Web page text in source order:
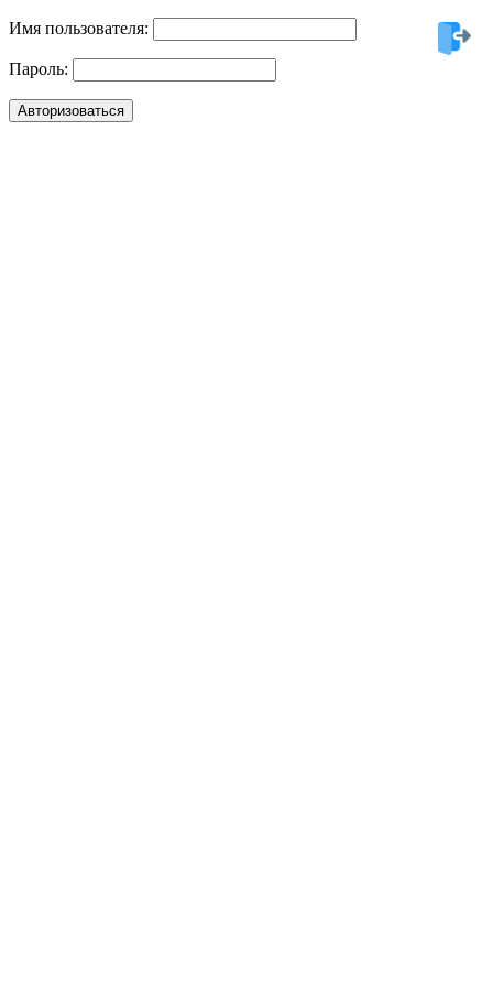
Имя пользователя:
Пароль: